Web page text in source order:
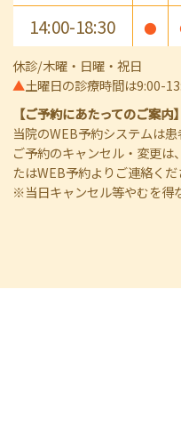
14:00-18:30 ●
休診/木曜・日曜・祝日
▲土曜日の診療時間は9:00-
【ご予約にあたってのご案内】
当院のWEB予約システムは
ご予約のキャンセル・変更は
たはWEB予約よりご連絡くだ
※当日キャンセル等やむを得